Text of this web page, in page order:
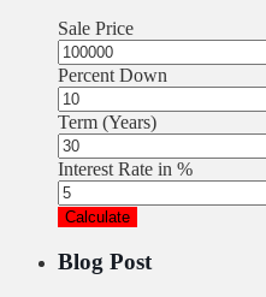
Sale Price
Percent Down
Term (Years)
Interest Rate in %
Calculate
Blog Post